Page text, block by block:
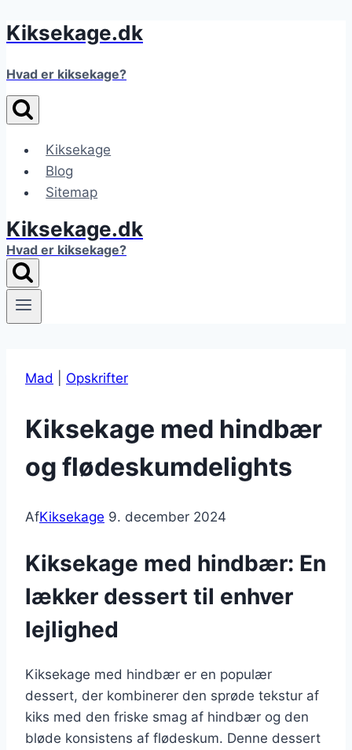
Fortsæt
indhold
Kiksekage.dk
Hvad er kiksekage?
Kiksekage
Blog
Sitemap
Kiksekage.dk
Hvad er kiksekage?
Mad Opskrifter
Kiksekage med hindbær
og flødeskumdelights
AfKiksekage 9. december 2024
Kiksekage med hindbær: En
lækker dessert til enhver
lejlighed
Kiksekage med hindbær er en populær
dessert, der kombinerer den sprøde tekstur af
kiks med den friske smag af hindbær og den
bløde konsistens af flødeskum. Denne dessert